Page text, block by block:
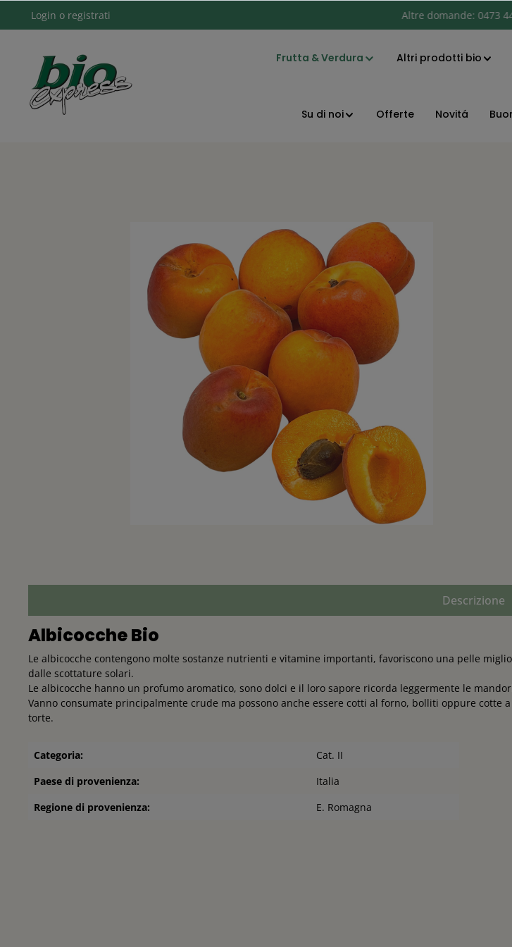
Login o registrati Altre domande: 0473
Altri prodotti bio
Su di noi Offerte Novitá
Descrizione
Albicocche Bio
Le albicocche contengono molte sostanze nutrienti e vitamine importanti, favoriscono una pelle
dalle scottature solari.
Le albicocche hanno un profumo aromatico, sono dolci e il loro sapore ricorda leggermente le
Vanno consumate principalmente crude ma possono anche essere cotti al forno, bolliti oppure cotte
torte.
Categoria:
Cat. II
Paese di provenienza:
Italia
Regione di provenienza:
E. Romagna